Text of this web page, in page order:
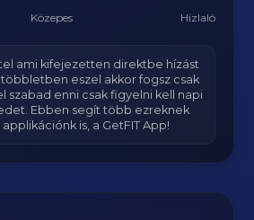
Közepes Hizlaló
ami kifejezetten direktbe hízást
többletben eszel akkor fogsz csak
szabad enni csak figyelni kell napi
Ebben segít több ezreknek
is, a GetFIT App!